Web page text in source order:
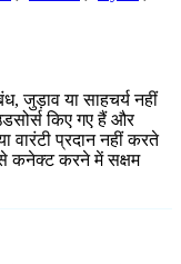
जुड़ाव या साहचर्य नहीं
किए गए हैं और
वारंटी प्रदान नहीं करते
कनेक्ट करने में सक्षम